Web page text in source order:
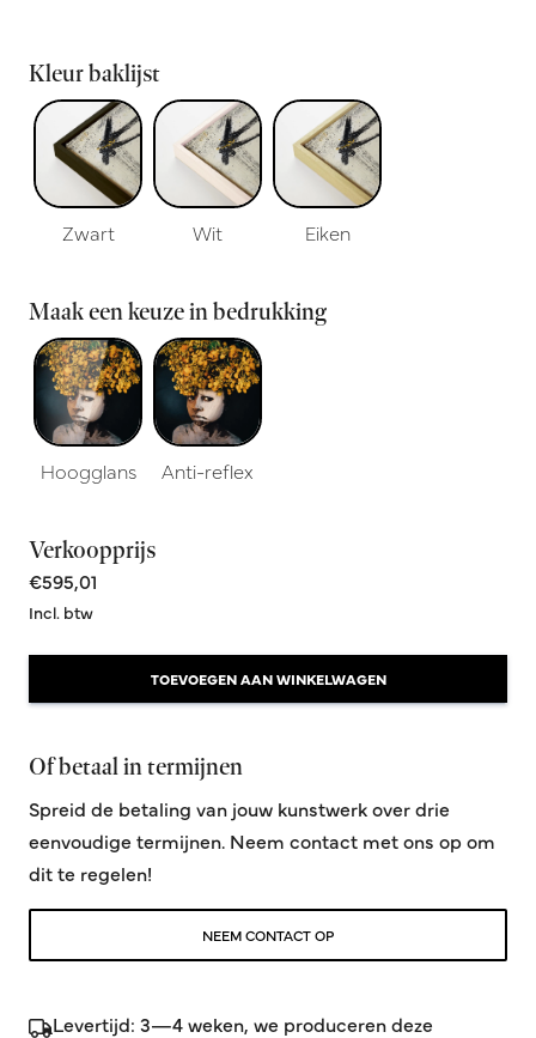
Kleur baklijst
Zwart Wit Eiken
Maak een keuze in bedrukking
Hoogglans Anti-reflex
Verkoopprijs
€595,01
Incl. btw
TOEVOEGEN AAN WINKELWAGEN
Of betaal in termijnen
Spreid de betaling van jouw kunstwerk over drie
eenvoudige termijnen. Neem contact met ons op om
dit te regelen!
NEEM CONTACT OP
Levertijd: 3—4 weken, we produceren deze